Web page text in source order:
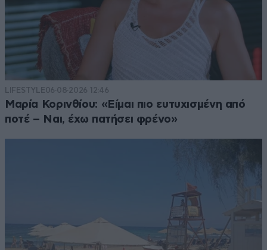
LIFESTYLE06·08·2026 12:46
Μαρία Κορινθίου: «Είμαι πιο ευτυχισμένη από
ποτέ – Ναι, έχω πατήσει φρένο»